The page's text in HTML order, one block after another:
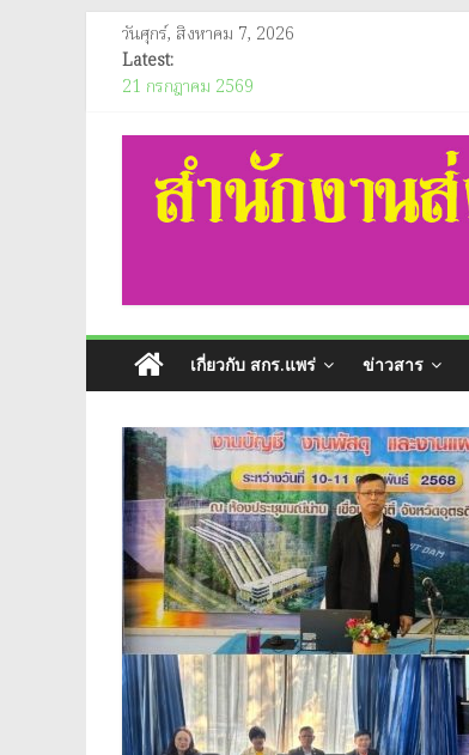
Skip
content
วันศุกร์, สิงหาคม 7, 2026
Latest:
21 กรกฎาคม 2569
อินโฟกราฟิกประชาสัมพันธ์ของสำนักงานคณะกรรม
ประกาศสำนักงานส่งเสริมการเรียนรู้ประจำจังห
เดือน มิถุนายน 2569)
วันอังคาร ที่ 21 กรกฎาคม 2569 นางสาวนัทธมน ส
จังหวัดแพร่ ร่วมเป็นประธานกรรมการการพิจารณ
สำนักงาน
ส่ง
เสริม
การ
เรียน
รู้
ประจำ
จังหวัด
แพร่
Provincial
เกี่ยวกับ สกร.แพร่ ข่าวสาร